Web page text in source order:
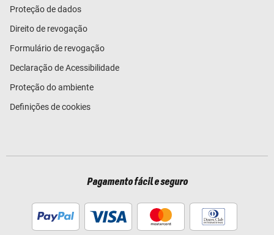
Proteção de dados
Direito de revogação
Formulário de revogação
Declaração de Acessibilidade
Proteção do ambiente
Definições de cookies
Pagamento fácil e seguro